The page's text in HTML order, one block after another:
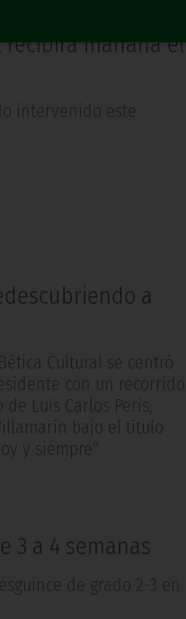
recibirá mañana el
intervenido este
a
Cultural se centró
con un recorrido
Luis Carlos Peris,
bajo el título
y siempre"
3 a 4 semanas
de grado 2-3 en